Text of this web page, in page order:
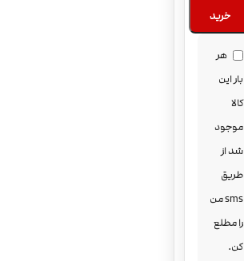
خرید
هر
بار این
کالا
موجود
شد از
طریق
sms من
را مطلع
کن.